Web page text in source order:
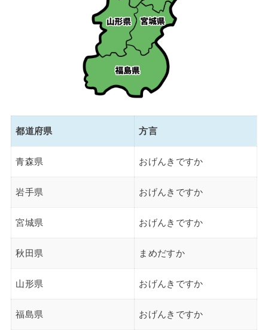
都道府県 方言
青森県 おげんきですか
岩手県 おげんきですか
宮城県 おげんきですか
秋田県 まめだすか
山形県 おげんきですか
福島県 おげんきですか